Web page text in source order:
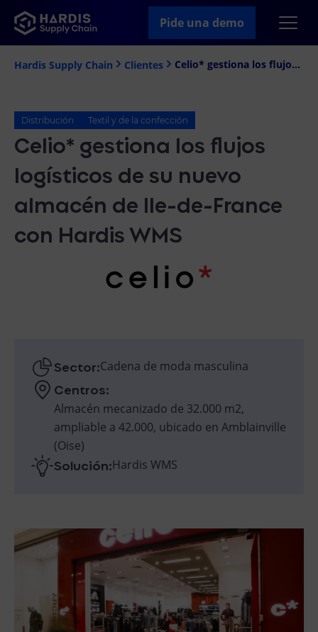
Pide una demo
Hardis Supply Chain Clientes Celio* gestiona los flujos logísticos de su nuevo almacén de Ile-de-France con Hardis WMS
Distribución Textil y de la confección
Celio* gestiona los flujos
logísticos de su nuevo
almacén de Ile-de-France
con Hardis WMS
Sector:Cadena de moda masculina
Centros:
Almacén mecanizado de 32.000 m2,
ampliable a 42.000, ubicado en Amblainville
(Oise)
Solución:Hardis WMS